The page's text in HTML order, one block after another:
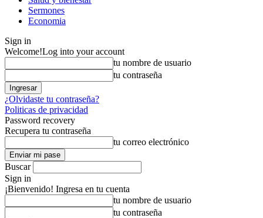
Sermones
Economia
Sign in
Welcome!Log into your account
tu nombre de usuario
tu contraseña
¿Olvidaste tu contraseña?
Politicas de privacidad
Password recovery
Recupera tu contraseña
tu correo electrónico
Buscar
Sign in
¡Bienvenido! Ingresa en tu cuenta
tu nombre de usuario
tu contraseña